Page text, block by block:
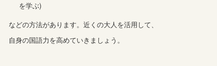
を学ぶ)
などの方法があります。近くの大人を活用して、
自身の国語力を高めていきましょう。